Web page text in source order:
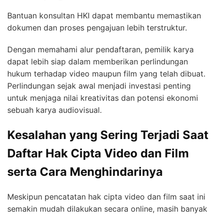
Bantuan konsultan HKI dapat membantu memastikan
dokumen dan proses pengajuan lebih terstruktur.
Dengan memahami alur pendaftaran, pemilik karya
dapat lebih siap dalam memberikan perlindungan
hukum terhadap video maupun film yang telah dibuat.
Perlindungan sejak awal menjadi investasi penting
untuk menjaga nilai kreativitas dan potensi ekonomi
sebuah karya audiovisual.
Kesalahan yang Sering Terjadi Saat
Daftar Hak Cipta Video dan Film
serta Cara Menghindarinya
Meskipun pencatatan hak cipta video dan film saat ini
semakin mudah dilakukan secara online, masih banyak